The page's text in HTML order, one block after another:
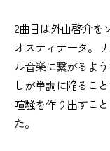
2曲目は外山啓介を
オスティナータ。
ル音楽に繋がるよ
しが単調に陥るこ
喧騒を作り出すこ
た。